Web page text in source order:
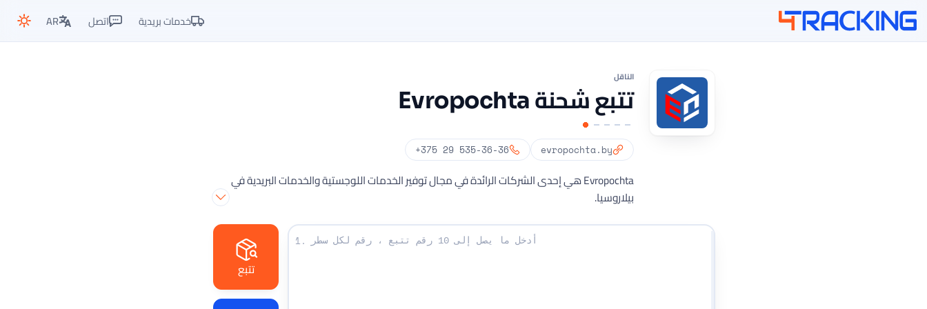
4Tracking
خدمات بريدية اتصل AR
الناقل
تتبع شحنة Evropochta
evropochta.by
+375 29 535-36-36
Evropochta هي إحدى الشركات الرائدة في مجال توفير الخدمات اللوجستية والخدمات البريدية في
بيلاروسيا.
1.
تتبع